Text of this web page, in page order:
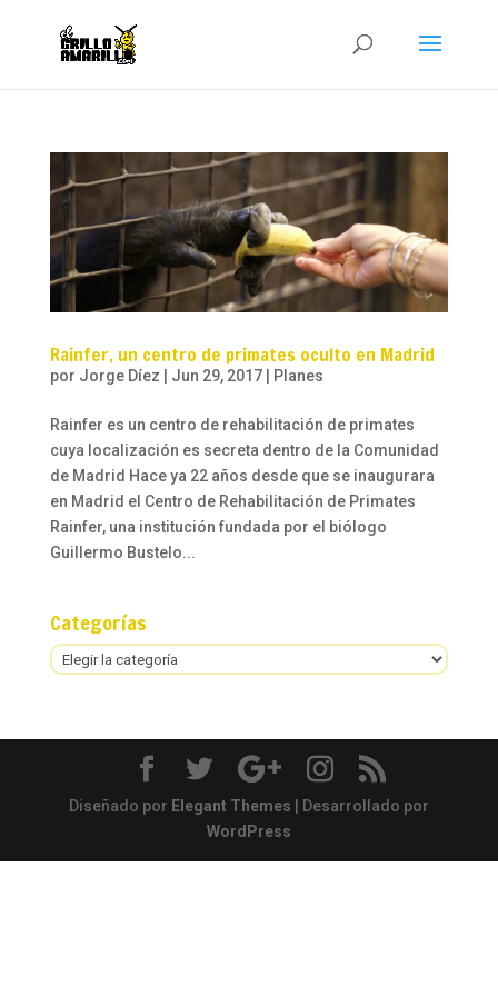
Rainfer, un centro de primates oculto en Madrid
por Jorge Díez Jun 29, 2017| Planes
Rainfer es un centro de rehabilitación de primates
cuya localización es secreta dentro de la Comunidad
de Madrid Hace ya 22 años desde que se inaugurara
en Madrid el Centro de Rehabilitación de Primates
Rainfer, una institución fundada por el biólogo
Guillermo Bustelo...
Categorías
Categorías
Diseñado por Elegant Themes | Desarrollado por
WordPress